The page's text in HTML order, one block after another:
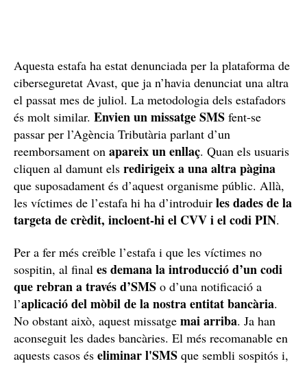
Aquesta estafa ha estat denunciada per la plataforma de
ciberseguretat Avast, que ja n’havia denunciat una altra
el passat mes de juliol. La metodologia dels estafadors
és molt similar. Envien un missatge SMS fent-se
passar per l’Agència Tributària parlant d’un
reemborsament on apareix un enllaç. Quan els usuaris
cliquen al damunt els redirigeix a una altra pàgina
que suposadament és d’aquest organisme públic. Allà,
les víctimes de l’estafa hi ha d’introduir les dades de la
targeta de crèdit, incloent-hi el CVV i el codi PIN.
Per a fer més creïble l’estafa i que les víctimes no
sospitin, al final es demana la introducció d’un codi
que rebran a través d’SMS o d’una notificació a
l’aplicació del mòbil de la nostra entitat bancària.
No obstant això, aquest missatge mai arriba. Ja han
aconseguit les dades bancàries. El més recomanable en
aquests casos és eliminar l'SMS que sembli sospitós i,